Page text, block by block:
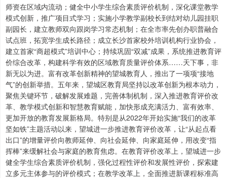
师资在区域内流动；健全中小学生综合素质评价机制，深化课堂教学
模式创新，推广项目式学习；实施小学教学副校长到结对幼儿园挂职
副园长，建立教师双向跟岗学习常态机制；在全市率先创办职普融合
试点班，拓宽学生成长路径；成立长沙首家校外培训机构行业协会，
建立首家“商超模式”培训中心；持续巩固“双减”成果，系统推进教育评
价综合改革，构建科学有效的区域教育质量评价体系……天下事，非
新无以为进。富有改革创新精神的望城教育人，推出了一项项“接地
气”的创新举措。五年来，望城区教育局坚持以改革创新为根本动力，
聚焦关键环节，破解发展难题，完善体制机制，深入推进教育评价改
革、教学模式创新和智慧教育赋能，加快形成充满活力、富有效率、
更加开放的教育发展新格局。特别是从2022年开始实施“我们的改革
坚如铁”主题活动以来，望城进一步推进教育评价改革，让“从起点看
出口”的增量评价向教师延伸、向社会延伸、向家庭延伸，用改变“指
挥棒”来缓解社会与家庭的教育焦虑。在教育评价改革上，望城进一步
健全学生综合素质评价机制，强化过程性评价和发展性评价，探索建
立多元主体参与的评价模式；在教学改革上，全面推进新课程标准高